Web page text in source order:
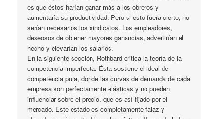
es que éstos harían ganar más a los obreros y
aumentaría su productividad. Pero si esto fuera cierto, no
serían necesarios los sindicatos. Los empleadores,
deseosos de obtener mayores ganancias, advertirían el
hecho y elevarían los salarios.
En la siguiente sección, Rothbard critica la teoría de la
competencia imperfecta. Ésta sostiene el ideal de
competencia pura, donde las curvas de demanda de cada
empresa son perfectamente elásticas y no pueden
influenciar sobre el precio, que es así fijado por el
mercado. Este estado es completamente falaz y